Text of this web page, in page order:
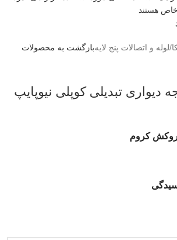
/لوله و اتصالات پنج لایهبازگشت به محصولات
روکش کروم